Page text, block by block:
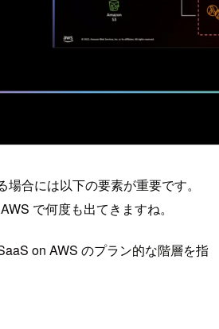
合には以下の要素が重要です。
で何度も出てきますね。
on AWS のプラン的な階層を指